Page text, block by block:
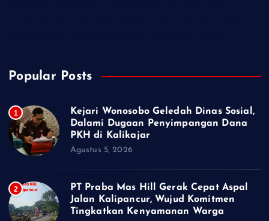
Popular Posts
1
Kejari Wonosobo Geledah Dinas Sosial,
Dalami Dugaan Penyimpangan Dana
PKH di Kalikajar
Agustus 5, 2026
2
PT Praba Mas Hill Gerak Cepat Aspal
Jalan Kalipancur, Wujud Komitmen
Tingkatkan Kenyamanan Warga